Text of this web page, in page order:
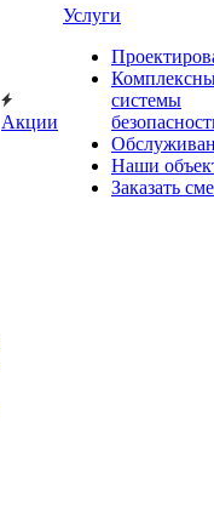
Акции
Услуги
системы
Наши
Заказать